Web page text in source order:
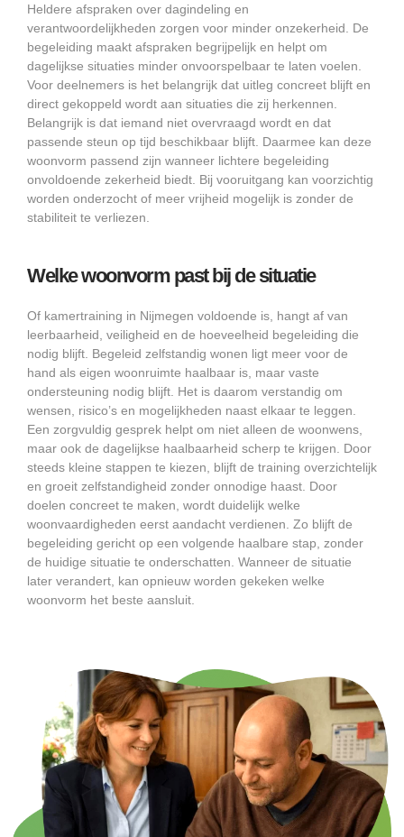
Heldere afspraken over dagindeling en
verantwoordelijkheden zorgen voor minder onzekerheid. De
begeleiding maakt afspraken begrijpelijk en helpt om
dagelijkse situaties minder onvoorspelbaar te laten voelen.
Voor deelnemers is het belangrijk dat uitleg concreet blijft en
direct gekoppeld wordt aan situaties die zij herkennen.
Belangrijk is dat iemand niet overvraagd wordt en dat
passende steun op tijd beschikbaar blijft. Daarmee kan deze
woonvorm passend zijn wanneer lichtere begeleiding
onvoldoende zekerheid biedt. Bij vooruitgang kan voorzichtig
worden onderzocht of meer vrijheid mogelijk is zonder de
stabiliteit te verliezen.
Welke woonvorm past bij de situatie
Of kamertraining in Nijmegen voldoende is, hangt af van
leerbaarheid, veiligheid en de hoeveelheid begeleiding die
nodig blijft. Begeleid zelfstandig wonen ligt meer voor de
hand als eigen woonruimte haalbaar is, maar vaste
ondersteuning nodig blijft. Het is daarom verstandig om
wensen, risico’s en mogelijkheden naast elkaar te leggen.
Een zorgvuldig gesprek helpt om niet alleen de woonwens,
maar ook de dagelijkse haalbaarheid scherp te krijgen. Door
steeds kleine stappen te kiezen, blijft de training overzichtelijk
en groeit zelfstandigheid zonder onnodige haast. Door
doelen concreet te maken, wordt duidelijk welke
woonvaardigheden eerst aandacht verdienen. Zo blijft de
begeleiding gericht op een volgende haalbare stap, zonder
de huidige situatie te onderschatten. Wanneer de situatie
later verandert, kan opnieuw worden gekeken welke
woonvorm het beste aansluit.